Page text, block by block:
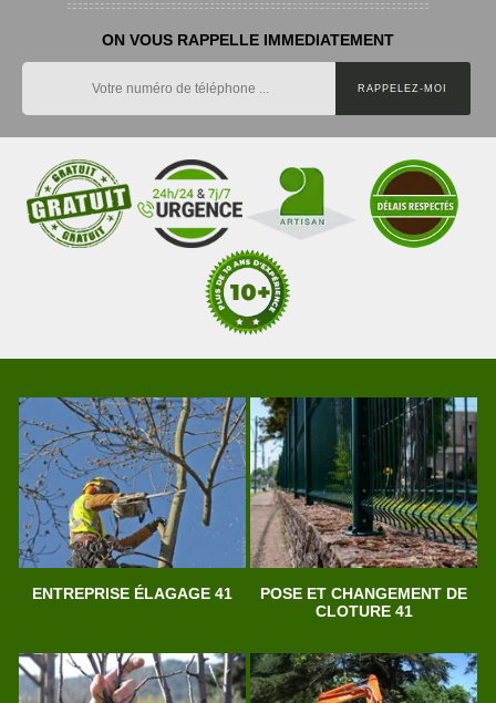
ON VOUS RAPPELLE IMMEDIATEMENT
ENTREPRISE ÉLAGAGE 41
POSE ET CHANGEMENT DE
CLOTURE 41